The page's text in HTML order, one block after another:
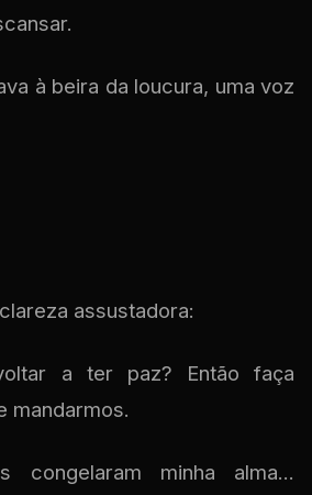
à beira da loucura, uma voz
assustadora:
a ter paz? Então faça
mandarmos.
congelaram minha alma...